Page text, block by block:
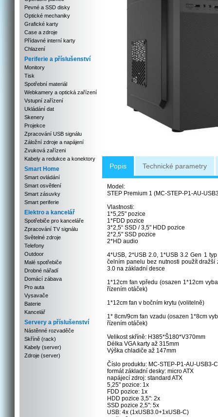
Pevné a SSD disky
Optické mechaniky
Grafické karty
Case a zdroje
Přídavné interní karty
Chlazení
Periferie a příslušenství
Monitory
Tisk
Spotřební materiál
Webkamery a optická zařízení
Vstupní zařízení
Ukládání dat
Skenery
Projekce
Zpracování USB signálu
Záložní zdroje a napájení
Zvuková zařízeni
Kabely a redukce a konektory
Smart Home
Smart ovládání
Smart osvětlení
Smart zásuvky
Smart periferie
Elektro a kancelář
Spotřebiče pro kanceláře
Zpracování TV signálu
Světelné zdroje
Telefony
Outdoor
Malé spotřebiče
Drobné nářadí
Domácí zábava
Pro auta
Vysavače
Baterie
Kancelář
Servery a příslušenství
Nástěnné rozvaděče
Skříně (rack)
Kabely (server)
Zdroje (server)
Popis Technické parametry
Model:
STEP Premium 1 (MC-STEP-P1-AU-
Vlastnosti:
1*5,25" pozice
1*FDD pozice
3*2,5“ SSD / 3,5" HDD pozice
2*2,5" SSD pozice
2*HD audio
4*USB, 2*USB 2.0, 1*USB 3.2 Gen 1
čelním panelu bez nutnosti použít
3.0 na základní desce
1*12cm fan vpředu (osazen 1*12cm
řízením otáček)
1*12cm fan v bočním krytu (volitelně)
1* 8cm/9cm fan vzadu (osazen 1*8cm
řízením otáček)
Velikost skříně: H385*Š180*V370mm
Délka VGA karty až 315mm
Výška chladiče až 147mm
Číslo produktu: MC-STEP-P1-AU-USB3-C
formát základní desky: micro ATX
napájecí zdroj: standard ATX
5,25" pozice: 1x
FDD pozice: 1x
HDD pozice 3,5": 2x
SSD pozice 2,5": 5x
USB: 4x (1xUSB3.0+1xUSB-C)